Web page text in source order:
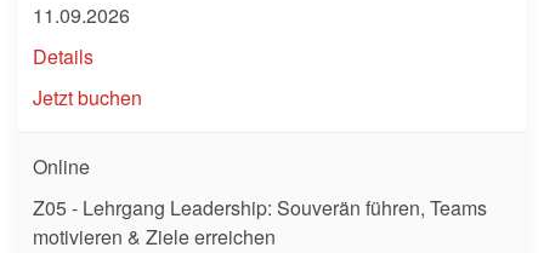
11.09.2026
Details
Jetzt buchen
Online
Z05 - Lehrgang Leadership: Souverän führen, Teams
motivieren & Ziele erreichen